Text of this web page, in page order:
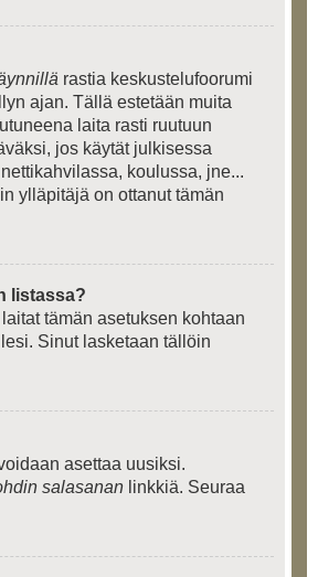
rastia keskustelufoorumi
ajan. Tällä estetään muita
laita rasti ruutuun
jos käytät julkisessa
koulussa, jne...
ylläpitäjä on ottanut tämän
listassa?
tämän asetuksen kohtaan
Sinut lasketaan tällöin
asettaa uusiksi.
salasanan linkkiä. Seuraa